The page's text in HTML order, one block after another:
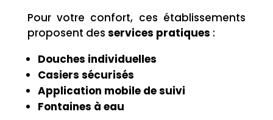
Pour votre confort, ces établissements
proposent des services pratiques :
Douches individuelles
Casiers sécurisés
Application mobile de suivi
Fontaines à eau